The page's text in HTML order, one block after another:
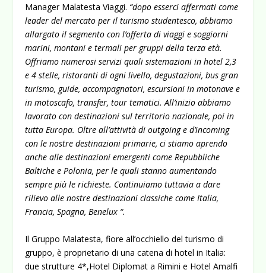
Manager Malatesta Viaggi. “dopo esserci affermati come
leader del mercato per il turismo studentesco, abbiamo
allargato il segmento con l’offerta di viaggi e soggiorni
marini, montani e termali per gruppi della terza età.
Offriamo numerosi servizi quali sistemazioni in hotel 2,3
e 4 stelle, ristoranti di ogni livello, degustazioni, bus gran
turismo, guide, accompagnatori, escursioni in motonave e
in motoscafo, transfer, tour tematici. All’inizio abbiamo
lavorato con destinazioni sul territorio nazionale, poi in
tutta Europa. Oltre all’attività di outgoing e d’incoming
con le nostre destinazioni primarie, ci stiamo aprendo
anche alle destinazioni emergenti come Repubbliche
Baltiche e Polonia, per le quali stanno aumentando
sempre più le richieste. Continuiamo tuttavia a dare
rilievo alle nostre destinazioni classiche come Italia,
Francia, Spagna, Benelux “.
Il Gruppo Malatesta, fiore all’occhiello del turismo di
gruppo, è proprietario di una catena di hotel in Italia:
due strutture 4*,Hotel Diplomat a Rimini e Hotel Amalfi